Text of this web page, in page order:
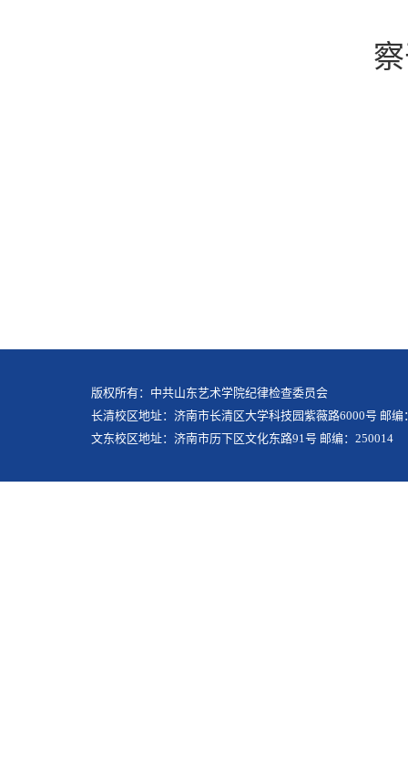
版权所有：中共山东艺术学院纪律检查委员会
长清校区地址：济南市长清区大学科技园紫薇路6000号 邮编
文东校区地址：济南市历下区文化东路91号 邮编：250014